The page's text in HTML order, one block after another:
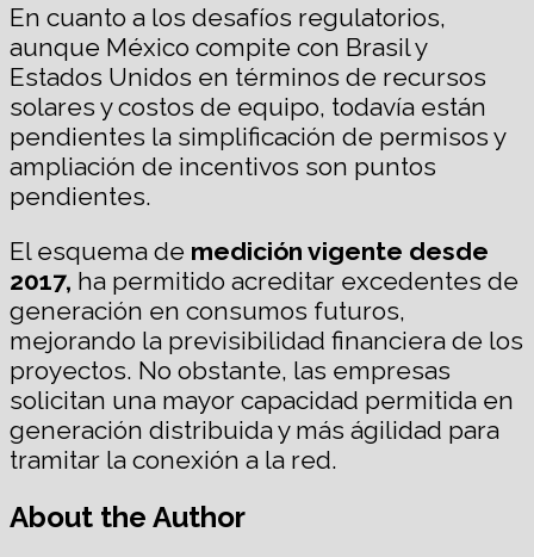
En cuanto a los desafíos regulatorios,
aunque México compite con Brasil y
Estados Unidos en términos de recursos
solares y costos de equipo, todavía están
pendientes la simplificación de permisos y
ampliación de incentivos son puntos
pendientes.
El esquema de medición vigente desde
2017, ha permitido acreditar excedentes de
generación en consumos futuros,
mejorando la previsibilidad financiera de los
proyectos. No obstante, las empresas
solicitan una mayor capacidad permitida en
generación distribuida y más ágilidad para
tramitar la conexión a la red.
About the Author